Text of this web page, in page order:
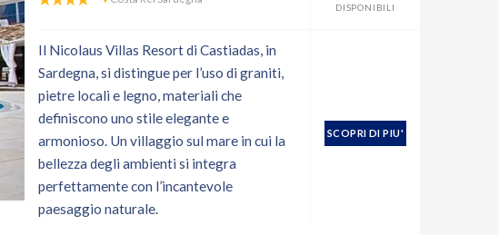
DISPONIBILI
Il Nicolaus Villas Resort di Castiadas, in
Sardegna, si distingue per l’uso di graniti,
pietre locali e legno, materiali che
definiscono uno stile elegante e
armonioso. Un villaggio sul mare in cui la
bellezza degli ambienti si integra
perfettamente con l’incantevole
paesaggio naturale.
SCOPRI DI PIU'